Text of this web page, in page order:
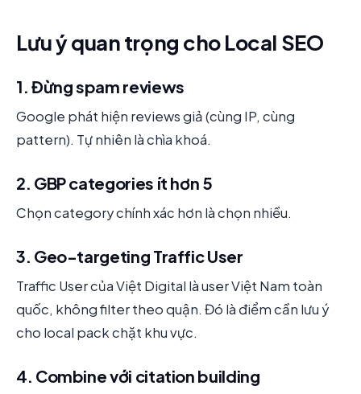
Lưu ý quan trọng cho Local SEO
1. Đừng spam reviews
Google phát hiện reviews giả (cùng IP, cùng
pattern). Tự nhiên là chìa khoá.
2. GBP categories ít hơn 5
Chọn category chính xác hơn là chọn nhiều.
3. Geo-targeting Traffic User
Traffic User của Việt Digital là user Việt Nam toàn
quốc, không filter theo quận. Đó là điểm cần lưu ý
cho local pack chặt khu vực.
4. Combine với citation building